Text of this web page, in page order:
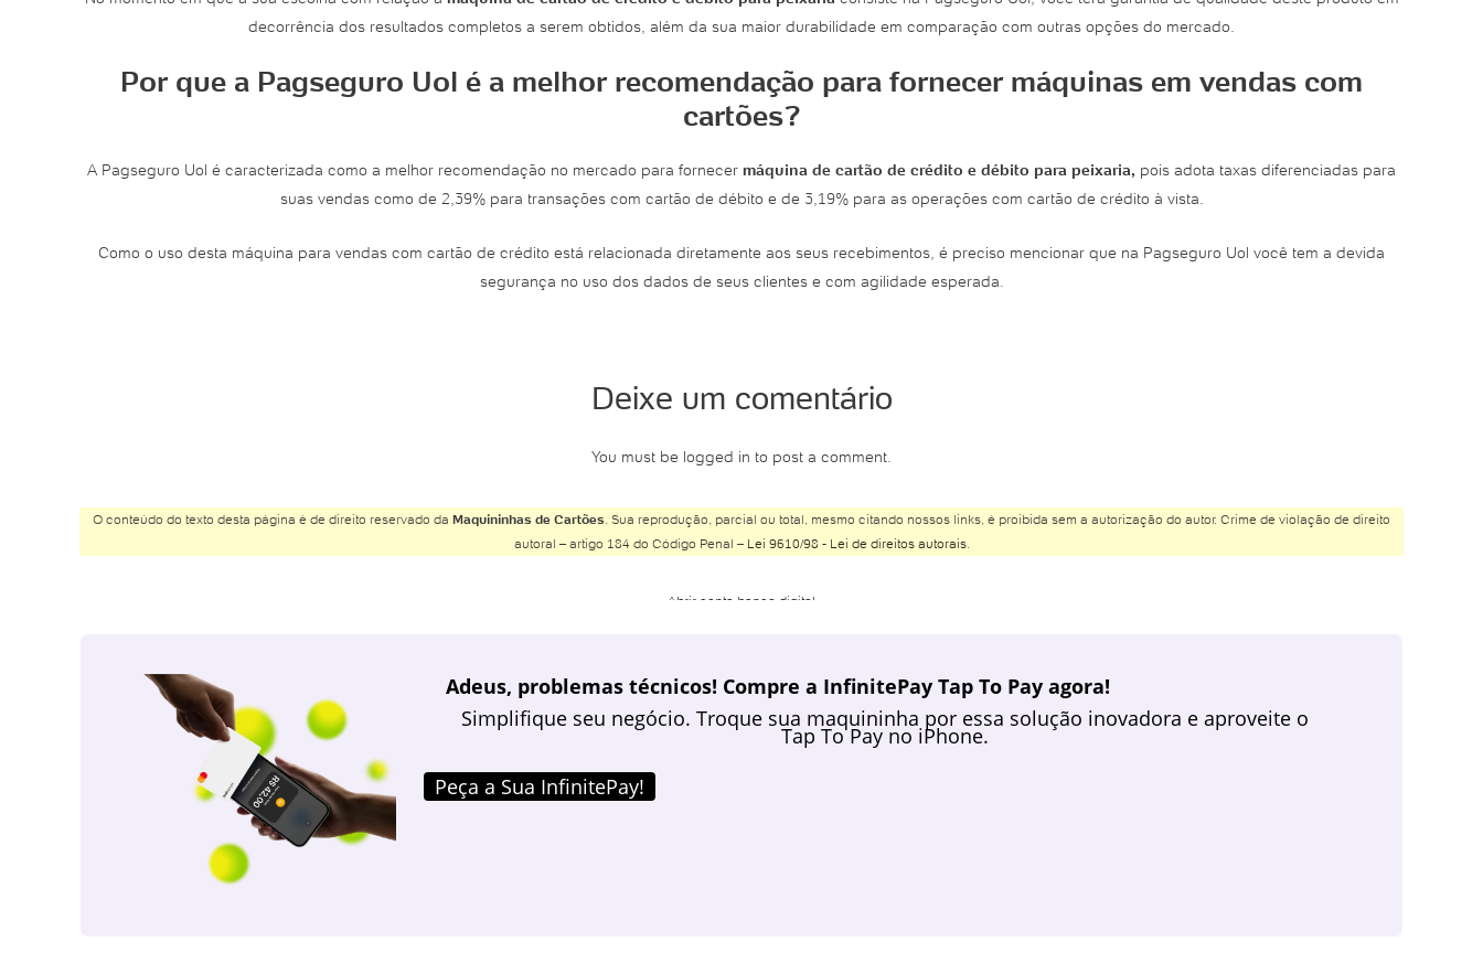
decorrência dos resultados completos a serem obtidos, além da sua maior durabilidade em comparação com outras opções do mercado.
Por que a Pagseguro Uol é a melhor recomendação para fornecer máquinas em vendas com
cartões?
A Pagseguro Uol é caracterizada como a melhor recomendação no mercado para fornecer máquina de cartão de crédito e débito para peixaria, pois adota taxas diferenciadas para
suas vendas como de 2,39% para transações com cartão de débito e de 3,19% para as operações com cartão de crédito à vista.
Como o uso desta máquina para vendas com cartão de crédito está relacionada diretamente aos seus recebimentos, é preciso mencionar que na Pagseguro Uol você tem a devida
segurança no uso dos dados de seus clientes e com agilidade esperada.
Deixe um comentário
You must be logged in to post a comment.
O conteúdo do texto desta página é de direito reservado da Maquininhas de Cartões . Sua reprodução, parcial ou total, mesmo citando nossos links, é proibida sem a autorização do autor. Crime de violação de direito
autoral – artigo 184 do Código Penal – Lei 9610/98 - Lei de direitos autorais.
Abrir conta banco digital
Abrir conta Banco Safra
Abrir conta BMG
Abrir conta Bradesco
Adeus, problemas técnicos! Compre a InfinitePay Tap To Pay agora!
Simplifique seu negócio. Troque sua maquininha por essa solução inovadora e aproveite o
Tap To Pay no iPhone.
Peça a Sua InfinitePay!